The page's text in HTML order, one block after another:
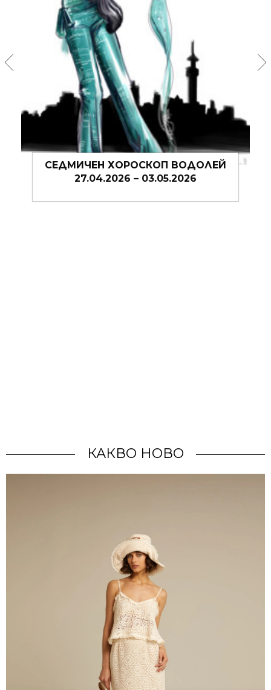
СЕДМИЧЕН ХОРОСКОП ВОДОЛЕЙ
20.04.2026 – 27.04.2026
КАКВО НОВО